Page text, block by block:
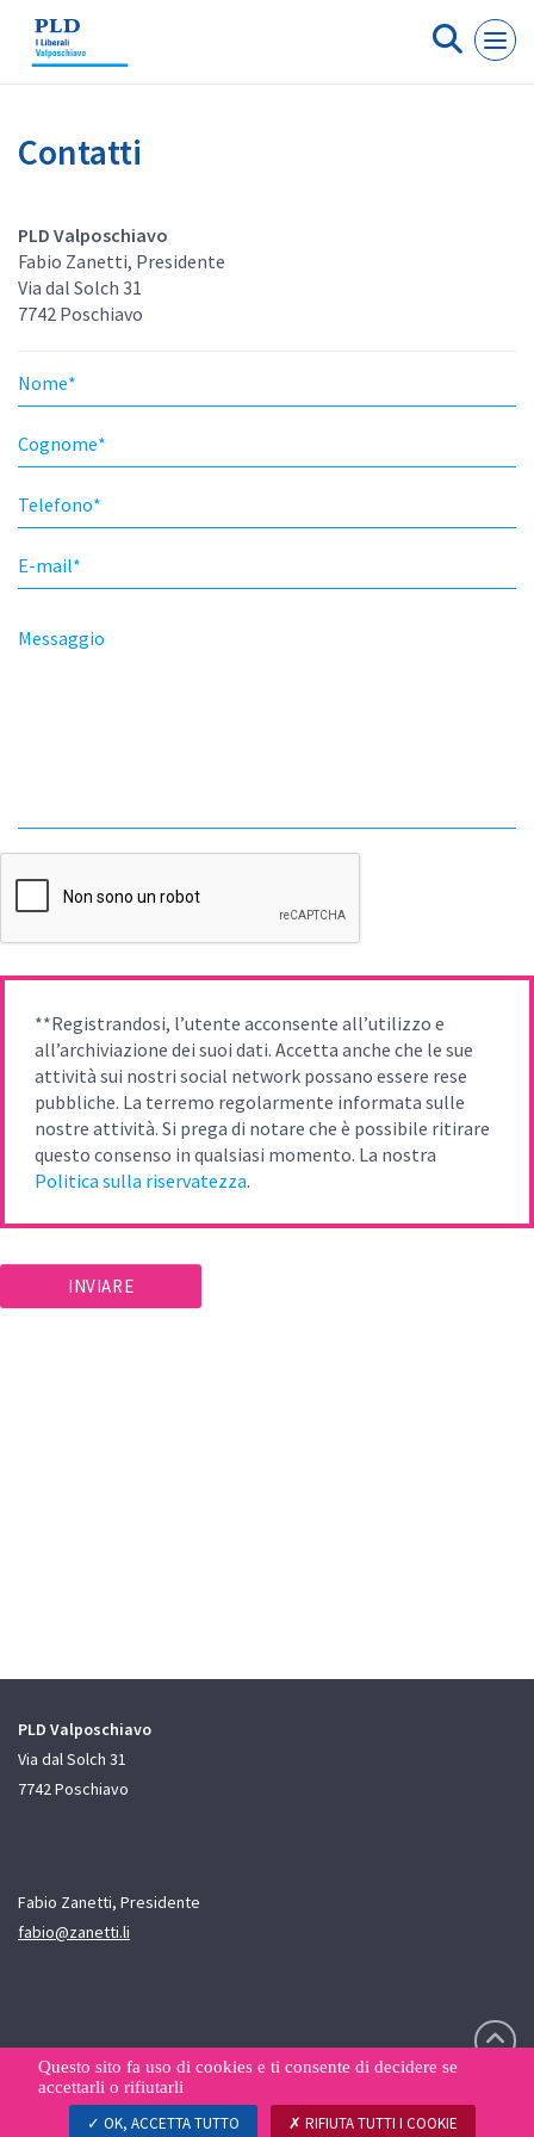
Contatti
PLD Valposchiavo
Fabio Zanetti, Presidente
Via dal Solch 31
7742 Poschiavo
Nome*
Cognome*
Telefono*
E-mail*
Messaggio
**Registrandosi, l’utente acconsente all’utilizzo e
all’archiviazione dei suoi dati. Accetta anche che le sue
attività sui nostri social network possano essere rese
pubbliche. La terremo regolarmente informata sulle
nostre attività. Si prega di notare che è possibile ritirare
questo consenso in qualsiasi momento. La nostra
Politica sulla riservatezza.
PLD Valposchiavo
Via dal Solch 31
7742 Poschiavo
Fabio Zanetti, Presidente
fabio@zanetti.li
Informativa sulla privacy Gestione dei dati
Cookies management panel
Questo sito fa uso di cookies e ti consente di decidere se
accettarli o rifiutarli
OK, ACCETTA TUTTO RIFIUTA TUTTI I COOKIE